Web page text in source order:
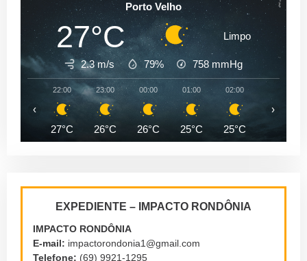
Porto Velho
27°C Limpo
2.3 m/s 79% 758 mmHg
22:00
27°C
23:00
26°C
00:00
26°C
01:00
25°C
02:00
25°C
‹ ›
EXPEDIENTE – IMPACTO RONDÔNIA
IMPACTO RONDÔNIA
E-mail: impactorondonia1@gmail.com
Telefone: (69) 9921-1295